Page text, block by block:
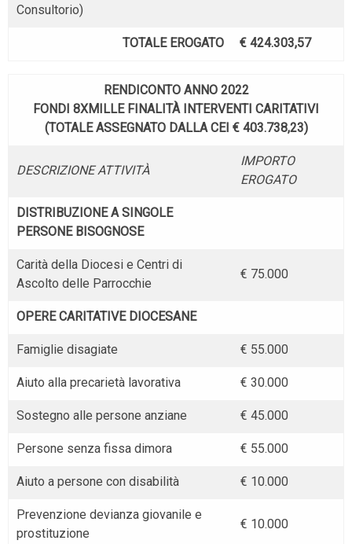
Consultorio)
TOTALE EROGATO € 424.303,57
RENDICONTO ANNO 2022
FONDI 8XMILLE FINALITÀ INTERVENTI CARITATIVI
(TOTALE ASSEGNATO DALLA CEI € 403.738,23)
DESCRIZIONE ATTIVITÀ
IMPORTO
EROGATO
DISTRIBUZIONE A SINGOLE
PERSONE BISOGNOSE
Carità della Diocesi e Centri di
Ascolto delle Parrocchie
€ 75.000
OPERE CARITATIVE DIOCESANE
Famiglie disagiate € 55.000
Aiuto alla precarietà lavorativa € 30.000
Sostegno alle persone anziane € 45.000
Persone senza fissa dimora € 55.000
Aiuto a persone con disabilità € 10.000
Prevenzione devianza giovanile e
prostituzione
€ 10.000